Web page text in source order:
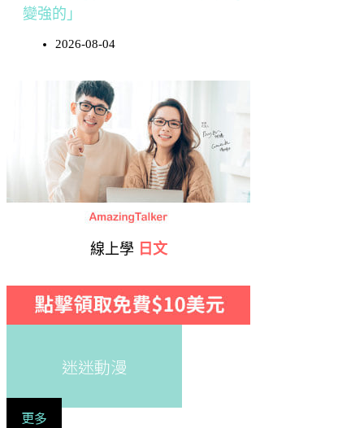
變強的」
2026-08-04
線上學 日文
迷迷動漫
更多